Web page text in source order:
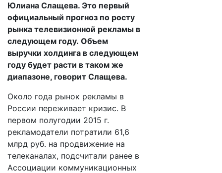
Юлиана Слащева. Это первый
официальный прогноз по росту
рынка телевизионной рекламы в
следующем году. Объем
выручки холдинга в следующем
году будет расти в таком же
диапазоне, говорит Слащева.
Около года рынок рекламы в
России переживает кризис. В
первом полугодии 2015 г.
рекламодатели потратили 61,6
млрд руб. на продвижение на
телеканалах, подсчитали ранее в
Ассоциации коммуникационных